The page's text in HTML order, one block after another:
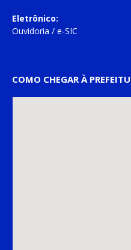
Eletrônico:
Ouvidoria / e-SIC
COMO CHEGAR À